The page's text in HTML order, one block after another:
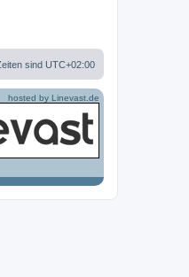
sind UTC+02:00
hosted by Linevast.de